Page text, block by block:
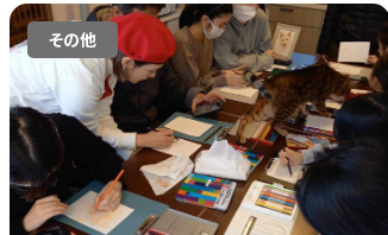
その他